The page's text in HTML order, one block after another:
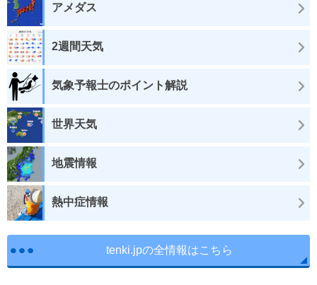
アメダス
2週間天気
気象予報士のポイント解説
世界天気
地震情報
熱中症情報
tenki.jpの全情報はこちら